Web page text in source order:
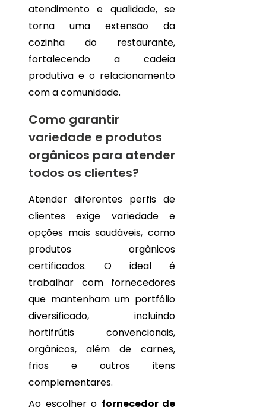
atendimento e qualidade, se
torna uma extensão da
cozinha do restaurante,
fortalecendo a cadeia
produtiva e o relacionamento
com a comunidade.
Como garantir
variedade e produtos
orgânicos para atender
todos os clientes?
Atender diferentes perfis de
clientes exige variedade e
opções mais saudáveis, como
produtos orgânicos
certificados. O ideal é
trabalhar com fornecedores
que mantenham um portfólio
diversificado, incluindo
hortifrútis convencionais,
orgânicos, além de carnes,
frios e outros itens
complementares.
Ao escolher o fornecedor de